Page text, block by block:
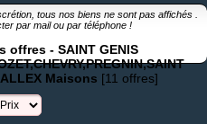
tous nos biens ne sont pas affichés .
par mailou par téléphone !
offres - SAINT GENIS
Maisons [11 offres]